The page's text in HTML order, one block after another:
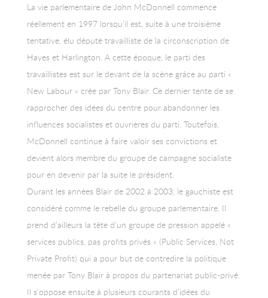
La vie parlementaire de John McDonnell commence
réellement en 1997 lorsqu’il est, suite à une troisième
tentative, élu député travailliste de la circonscription de
Hayes et Harlington. A cette époque, le parti des
travaillistes est sur le devant de la scène grâce au parti «
New Labour » crée par Tony Blair. Ce dernier tente de se
rapprocher des idées du centre pour abandonner les
influences socialistes et ouvrières du parti. Toutefois,
McDonnell continue à faire valoir ses convictions et
devient alors membre du groupe de campagne socialiste
pour en devenir par la suite le président.
Durant les années Blair de 2002 à 2003, le gauchiste est
considéré comme le rebelle du groupe parlementaire. Il
prend d’ailleurs la tête d’un groupe de pression appelé «
services publics, pas profits privés » (Public Services, Not
Private Profit) qui a pour but de contredire la politique
menée par Tony Blair à propos du partenariat public-privé.
Il s’oppose ensuite à plusieurs courants d’idées du